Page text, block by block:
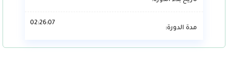
مدة الدورة:
02:26:07